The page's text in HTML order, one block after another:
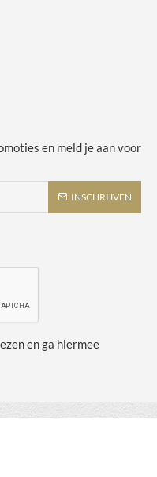
en meld je aan voor
INSCHRIJVEN
en ga hiermee